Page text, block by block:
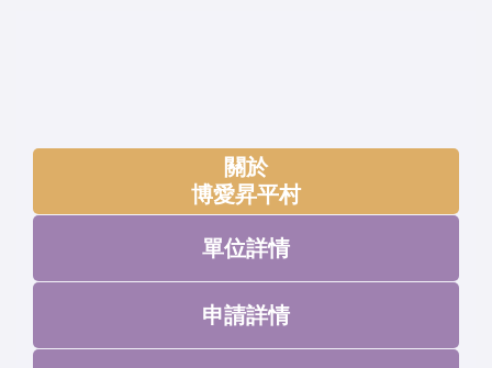
關於
博愛昇平村
單位詳情
申請詳情